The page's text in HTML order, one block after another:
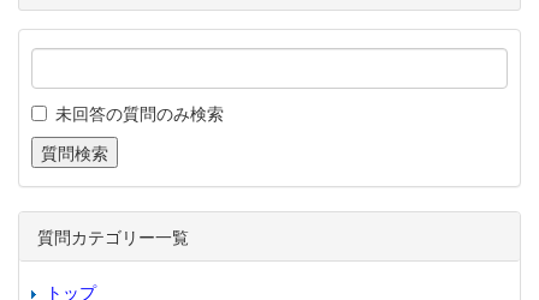
未回答の質問のみ検索
質問カテゴリー一覧
トップ